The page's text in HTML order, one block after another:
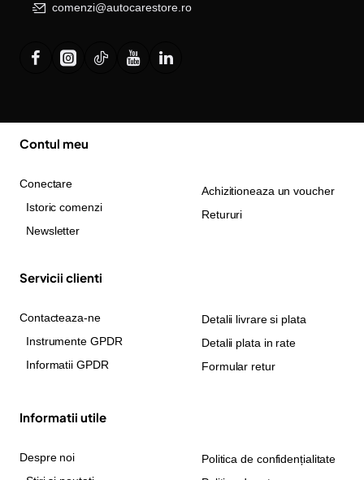
comenzi@autocarestore.ro
Contul meu
Conectare
Istoric comenzi
Newsletter
Achizitioneaza un voucher
Retururi
Servicii clienti
Contacteaza-ne
Instrumente GPDR
Informatii GPDR
Detalii livrare si plata
Detalii plata in rate
Formular retur
Informatii utile
Despre noi
Politica de confidențialitate